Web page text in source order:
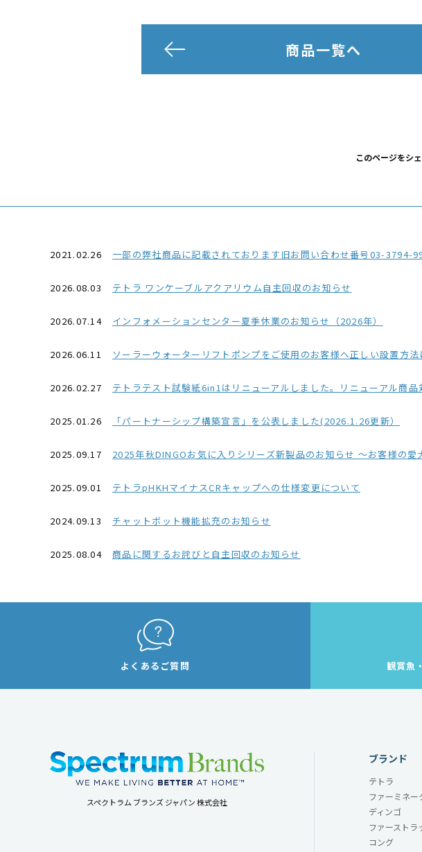
商品一覧へ
このページをシ
2021.02.26 一部の弊社商品に記載されております旧お問い合わせ番号03-3794-9977は令和3年2月末
2026.08.03 テトラ ワンケーブルアクアリウム自主回収のお知らせ
2026.07.14 インフォメーションセンター夏季休業のお知らせ（2026年）
2026.06.11 ソーラーウォーターリフトポンプをご使用のお客様へ正しい設置方法
2026.02.27 テトラテスト試験紙6in1はリニューアルしました。リニューアル商品
2025.01.26 「パートナーシップ構築宣言」を公表しました(2026.1.26更新）
2025.09.17 2025年秋DINGOお気に入りシリーズ新製品のお知らせ ～お客様の愛
2025.09.01 テトラpHKHマイナスCRキャップへの仕様変更について
2024.09.13 チャットボット機能拡充のお知らせ
2025.08.04 商品に関するお詫びと自主回収のお知らせ
よくあるご質問 観賞魚
スペクトラム ブランズ ジャパン 株式会社
ブランド
テトラ
ファーミネー
ディンゴ
ファーストラ
コング